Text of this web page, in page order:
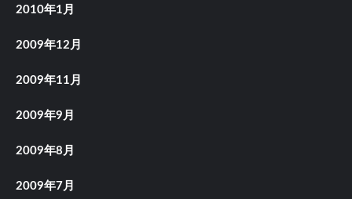
2010年1月
2009年12月
2009年11月
2009年9月
2009年8月
2009年7月